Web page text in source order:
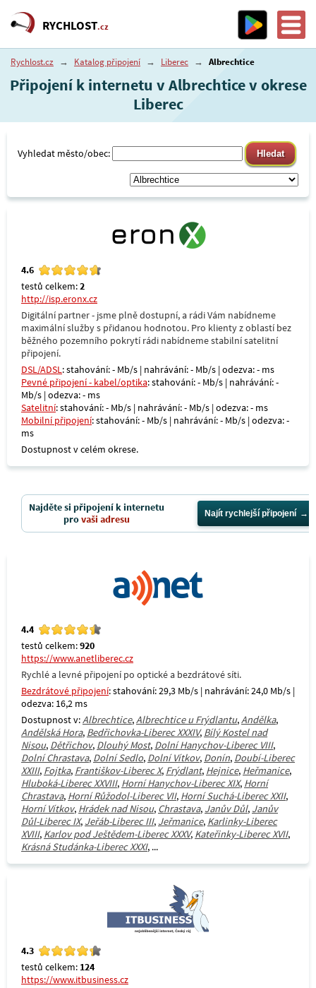
RYCHLOST.cz
Rychlost.cz → Katalog připojení → Liberec → Albrechtice
Připojení k internetu v Albrechtice v okrese
Liberec
Vyhledat město/obec:
4.6
testů celkem:2
http://isp.eronx.cz
Digitální partner - jsme plně dostupní, a rádi Vám nabídneme
maximální služby s přidanou hodnotou. Pro klienty z oblastí bez
běžného pozemního pokrytí rádi nabídneme stabilní satelitní
připojení.
DSL/ADSL: stahování: - Mb/s | nahrávání: - Mb/s | odezva: - ms
Pevné připojení - kabel/optika: stahování: - Mb/s | nahrávání: -
Mb/s | odezva: - ms
Satelitní: stahování: - Mb/s | nahrávání: - Mb/s | odezva: - ms
Mobilní připojení: stahování: - Mb/s | nahrávání: - Mb/s | odezva: -
ms
Dostupnost v celém okrese.
Najděte si připojení k internetu
provaši adresu Najít rychlejší připojení
4.4
testů celkem:920
https://www.anetliberec.cz
Rychlé a levné připojení po optické a bezdrátové síti.
Bezdrátové připojení: stahování: 29,3 Mb/s | nahrávání: 24,0 Mb/s |
odezva: 16,2 ms
Dostupnost v:Albrechtice,Albrechtice u Frýdlantu,Andělka,
Andělská Hora, Bedřichovka-Liberec XXXIV, Bílý Kostel nad
Nisou, Dětřichov, Dlouhý Most, Dolní Hanychov-Liberec VIII,
Dolní Chrastava, Dolní Sedlo, Dolní Vítkov, Donín, Doubí-Liberec
XXIII, Fojtka, Františkov-Liberec X, Frýdlant, Hejnice, Heřmanice,
Hluboká-Liberec XXVIII, Horní Hanychov-Liberec XIX, Horní
Chrastava, Horní Růžodol-Liberec VII, Horní Suchá-Liberec XXII,
Horní Vítkov, Hrádek nad Nisou, Chrastava, Janův Důl, Janův
Důl-Liberec IX, Jeřáb-Liberec III, Jeřmanice, Karlinky-Liberec
XVIII, Karlov pod Ještědem-Liberec XXXV, Kateřinky-Liberec XVII,
Krásná Studánka-Liberec XXXI, ...
4.3
testů celkem: 124
https://www.itbusiness.cz